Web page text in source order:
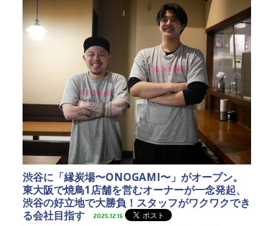
渋谷に「縁炭場〜ONOGAMI〜」がオープン。
東大阪で焼鳥1店舗を営むオーナーが一念発起、
渋谷の好立地で大勝負！スタッフがワクワクでき
る会社目指す
2025.12.16